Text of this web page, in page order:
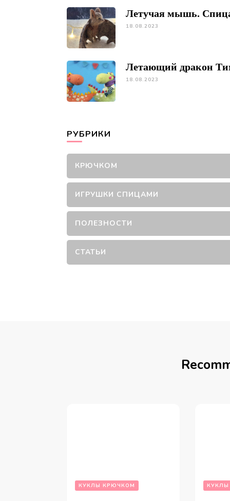
Летучая мышь.
18.08.2023
Летающий дракон
18.08.2023
РУБРИКИ
КРЮЧКОМ
ИГРУШКИ СПИЦАМИ
ПОЛЕЗНОСТИ
СТАТЬИ
КУКЛЫ КРЮЧКОМ